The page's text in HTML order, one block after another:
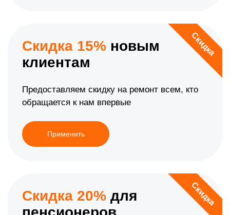
Скидка
Скидка 15% новым
клиентам
Предоставляем скидку на ремонт всем, кто
обращается к нам впервые
Применить
Скидка
Скидка 20% для